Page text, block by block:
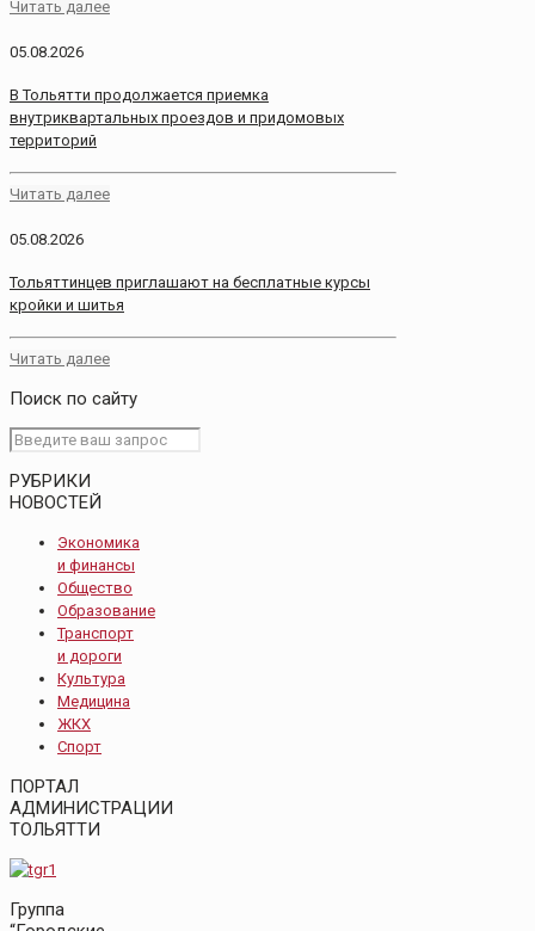
Читать далее
05.08.2026
В Тольятти продолжается приемка
внутриквартальных проездов и придомовых
территорий
Читать далее
05.08.2026
Тольяттинцев приглашают на бесплатные курсы
кройки и шитья
Читать далее
Поиск по сайту
РУБРИКИ
НОВОСТЕЙ
Экономика
и финансы
Общество
Образование
Транспорт
и дороги
Культура
Медицина
ЖКХ
Спорт
ПОРТАЛ
АДМИНИСТРАЦИИ
ТОЛЬЯТТИ
Группа